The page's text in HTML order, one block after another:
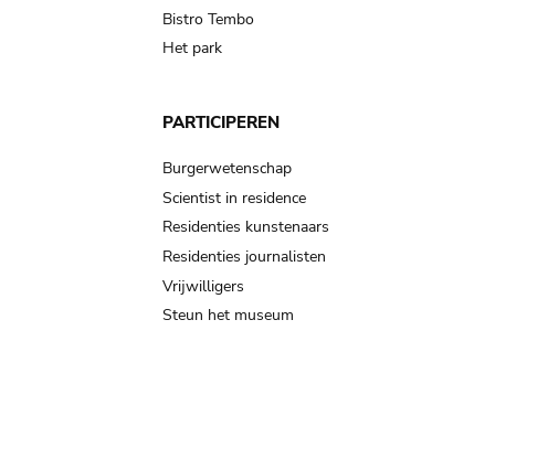
Bistro Tembo
Het park
PARTICIPEREN
Burgerwetenschap
Scientist in residence
Residenties kunstenaars
Residenties journalisten
Vrijwilligers
Steun het museum